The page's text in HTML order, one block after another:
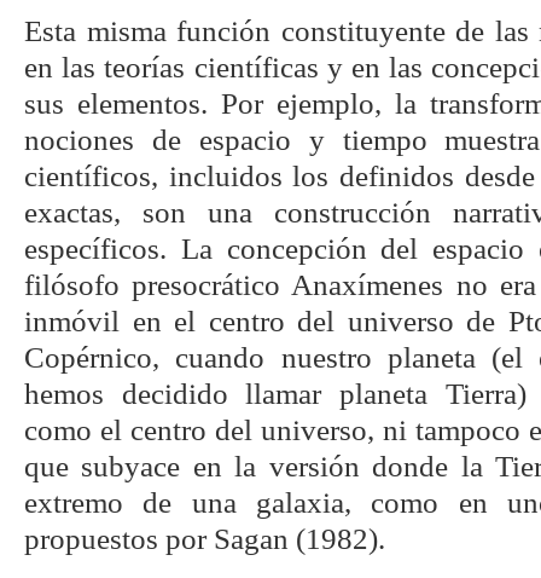
Esta misma función constituyente de las
en las teorías científicas y en las
sus elementos. Por ejemplo, la
nociones de espacio y tiempo
científicos, incluidos los definidos
exactas, son una construcción
específicos. La concepción del
filósofo presocrático Anaxímenes no
inmóvil en el centro del universo de
Copérnico, cuando nuestro planeta
hemos decidido llamar planeta Tierra)
como el centro del universo, ni tampoco
que subyace en la versión donde la
extremo de una galaxia, como en
propuestos por Sagan (1982).